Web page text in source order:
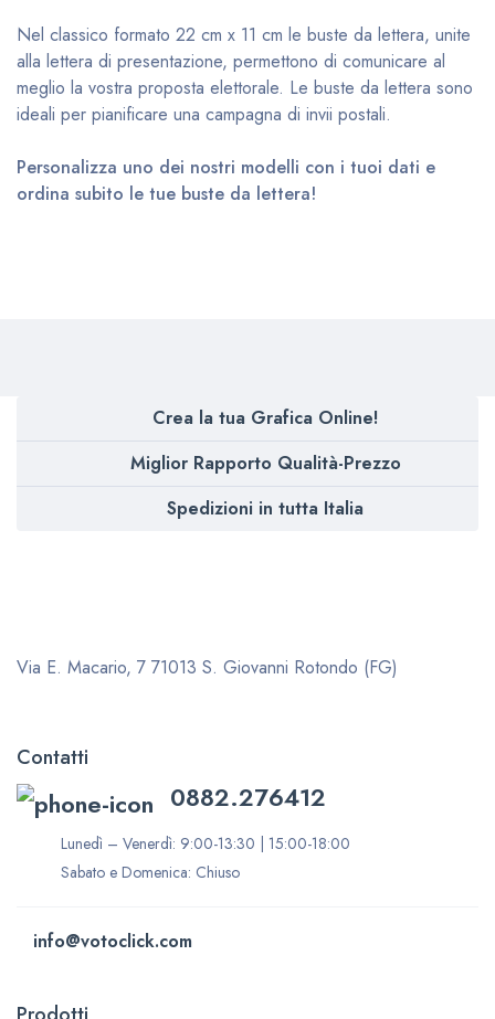
Nel classico formato 22 cm x 11 cm le buste da lettera, unite
alla lettera di presentazione, permettono di comunicare al
meglio la vostra proposta elettorale. Le buste da lettera sono
ideali per pianificare una campagna di invii postali.
Personalizza uno dei nostri modelli con i tuoi dati e
ordina subito le tue buste da lettera!
Crea la tua Grafica Online!
Miglior Rapporto Qualità-Prezzo
Spedizioni in tutta Italia
Via E. Macario, 7 71013 S. Giovanni Rotondo (FG)
Contatti
0882.276412
Lunedì – Venerdì: 9:00-13:30 | 15:00-18:00
Sabato e Domenica: Chiuso
info@votoclick.com